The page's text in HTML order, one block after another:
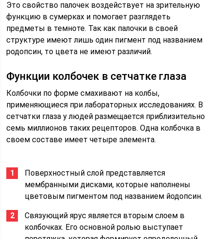
Это свойство палочек воздействует на зрительную
функцию в сумерках и помогает разглядеть
предметы в темноте. Так как палочки в своей
структуре имеют лишь один пигмент под названием
родопсин, то цвета не имеют различий.
Функции колбочек в сетчатке глаза
Колбочки по форме смахивают на колбы,
применяющиеся при лабораторных исследованиях. В
сетчатки глаза у людей размещается приблизительно
семь миллионов таких рецепторов. Одна колбочка в
своем составе имеет четыре элемента.
Поверхностный слой представляется
мембранными дисками, которые наполнены
цветовым пигментом под названием йодопсин.
Связующий ярус является вторым слоем в
колбочках. Его основной ролью выступает